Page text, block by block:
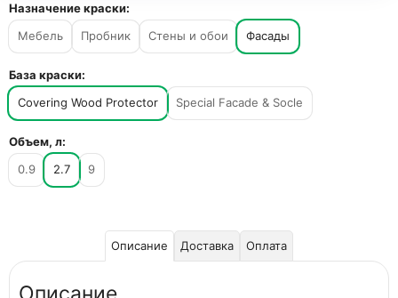
Назначение краски:
Мебель
Пробник Стены и обои Фасады
База краски:
Covering Wood Protector
Special Facade & Socle
Объем, л:
0.9
2.7 9
Описание Доставка Оплата